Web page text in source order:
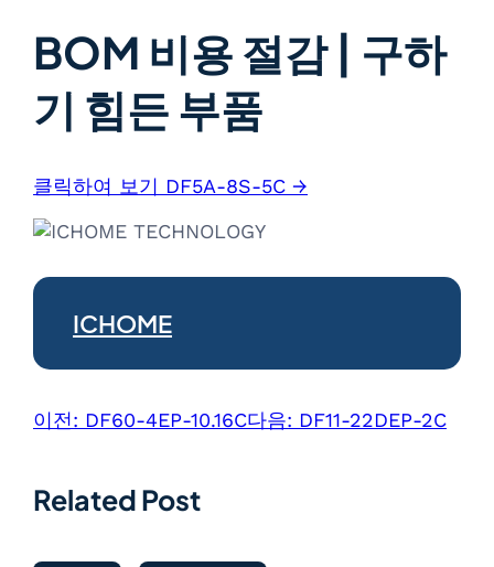
BOM 비용 절감 | 구하
기 힘든 부품
클릭하여 보기 DF5A-8S-5C →
ICHOME
이전: DF60-4EP-10.16C다음: DF11-22DEP-2C
Related Post